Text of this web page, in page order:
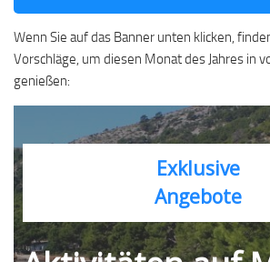
Wenn Sie auf das Banner unten klicken,
Vorschläge, um diesen Monat des Jahres in
genießen:
Exklusive
Angebote